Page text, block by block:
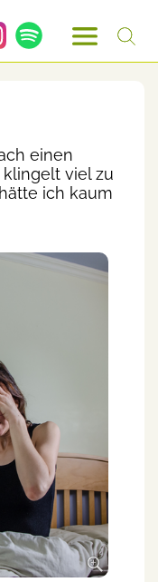
einen
klingelt viel zu
ich kaum